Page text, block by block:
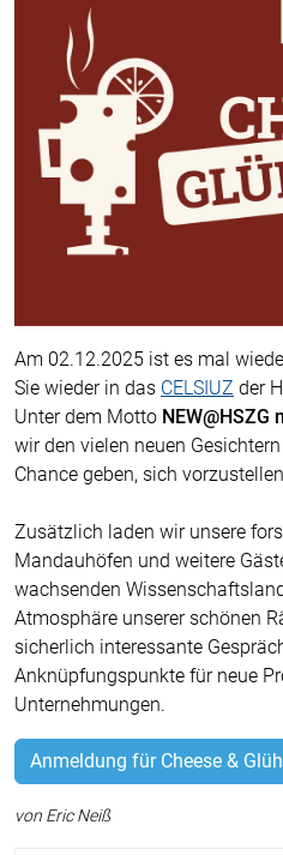
Am 02.12.2025 ist es mal
Sie wieder in das CELSIUZ der
Unter dem Motto
wir den vielen neuen
Chance geben, sich
Zusätzlich laden wir unsere
Mandauhöfen und weitere
wachsenden
Atmosphäre unserer schönen
sicherlich interessante
Anknüpfungspunkte für neue
Unternehmungen.
Anmeldung für Cheese &
von Eric Neiß